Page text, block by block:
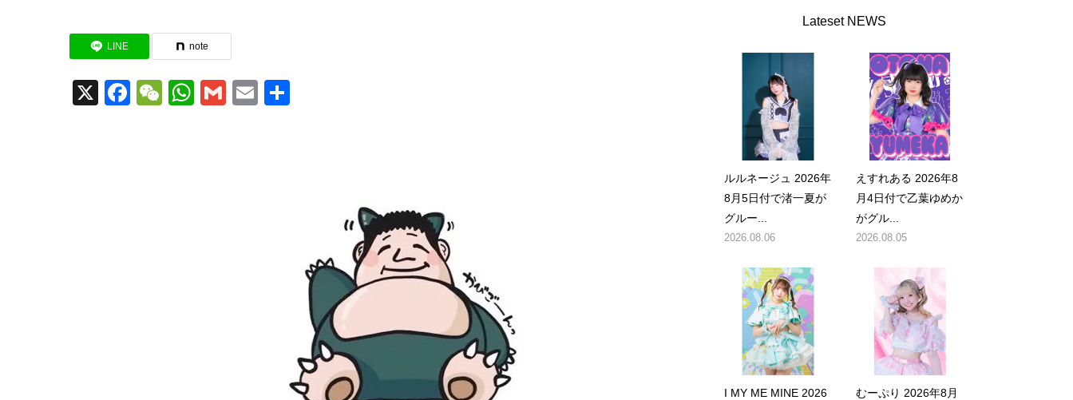
LINE note
X Facebook
WeChat
WhatsApp
GmailEmail
Lateset NEWS
ルルネージュ 2026年
8月5日付で渚一夏が
グルー...
2026.08.06
えすれある 2026年8
月4日付で乙葉ゆめか
がグル...
2026.08.05
I MY ME MINE 2026
むーぷり 2026年8月